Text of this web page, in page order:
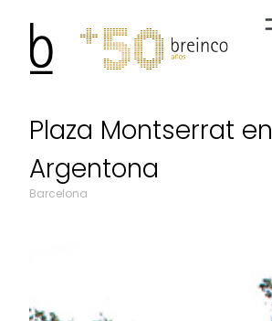
Plaza Montserrat en
Argentona
Barcelona